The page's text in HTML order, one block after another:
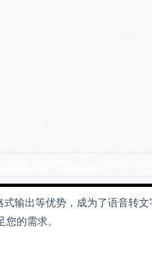
输出等优势，成为了语音转文
的需求。